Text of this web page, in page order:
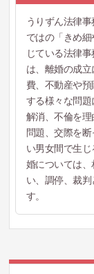
うりずん法律
ではの「きめ
じている法律
は、離婚の成
費、不動産や
する様々な問
解消、不倫を
問題、交際を
い男女間で生
婚については
い、調停、裁
す。